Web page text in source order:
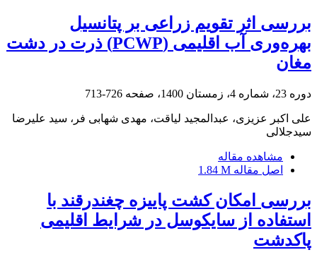
بررسی اثر تقویم زراعی بر پتانسیل
بهره‌وری آب اقلیمی (PCWP) ذرت در دشت
مغان
دوره 23، شماره 4، زمستان 1400، صفحه 726-713
علی اکبر عزیزی، عبدالمجید لیاقت، مهدی شهابی فر، سید علیرضا
سیدجلالی
مشاهده مقاله
اصل مقاله 1.84 M
بررسی امکان کشت‌ پاییزه چغندرقند با
استفاده از سایکوسل در شرایط اقلیمی
پاکدشت